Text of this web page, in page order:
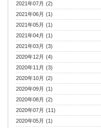
2021年07月 (2)
2021年06月 (1)
2021年05月 (1)
2021年04月 (1)
2021年03月 (3)
2020年12月 (4)
2020年11月 (3)
2020年10月 (2)
2020年09月 (1)
2020年08月 (2)
2020年07月 (11)
2020年05月 (1)